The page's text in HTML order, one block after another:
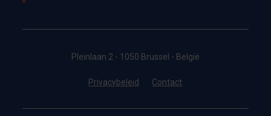
Pleinlaan 2 - 1050 Brussel - België
Privacybeleid Contact